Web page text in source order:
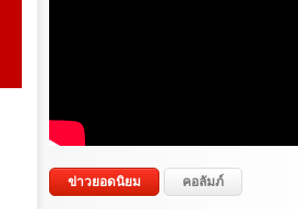
ข่าวยอดนิยม คอลัมภ์